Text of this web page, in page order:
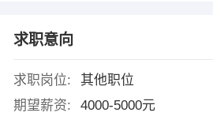
求职意向
求职岗位:
其他职位
期望薪资:
4000-5000元